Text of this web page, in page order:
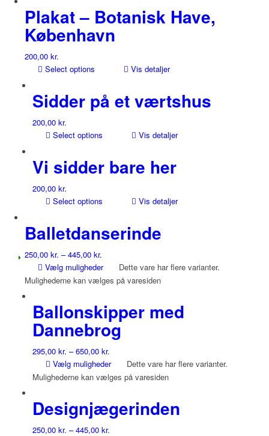
Plakat – Botanisk Have,
København
200,00 kr.
Select options
Vis detaljer
Sidder på et værtshus
200,00 kr.
Select options
Vis detaljer
Vi sidder bare her
200,00 kr.
Select options
Vis detaljer
Balletdanserinde
250,00 kr. –445,00 kr.
Vælg muligheder
Dette vare har flere varianter.
Mulighederne kan vælges på varesiden
Ballonskipper med
Dannebrog
295,00 kr. –650,00 kr.
Vælg muligheder
Dette vare har flere varianter.
Mulighederne kan vælges på varesiden
Designjægerinden
250,00 kr. –445,00 kr.